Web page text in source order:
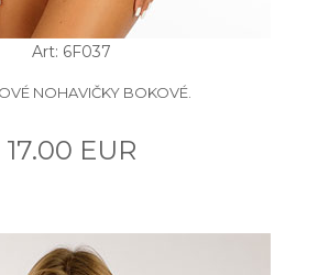
Art: 6F037
NOHAVIČKY BOKOVÉ.
17.00 EUR